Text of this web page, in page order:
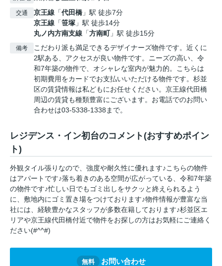
交通 京王線 「代田橋 」駅 徒歩7分
京王線 「笹塚 」駅 徒歩14分
丸ノ内方南支線 「方南町」駅 徒歩15分
備考
こだわり派も満足できるデザイナーズ物件です。近くに
2駅ある、アクセスが良い物件です。ニーズの高い、令
和7年築の物件で、オシャレな室内が魅力的。こちらは
初期費用をカードでお支払いいただける物件です。杉並
区の賃貸情報は私どもにお任せください。京王線代田橋
周辺の賃貸も種類豊富にございます。お電話でのお問い
合わせは03-5338-1338まで。
レジデンス・イン初台のコメント(おすすめポイン
ト)
外観タイル張りなので、強度や耐久性に優れます♪こちらの物件
はアパートです♪落ち着きのある空間が広がっている、令和7年築
の物件です♪忙しい日でもゴミ出しをサクッと終えられるよう
に、敷地内にゴミ置き場をつけております♪物件情報が豊富な当
社には、経験豊かなスタッフが多数在籍しております♪杉並区エ
リアや京王線代田橋付近で物件をお探しの方はお気軽にご連絡く
ださい(#^^#)
無料 お問い合わせ